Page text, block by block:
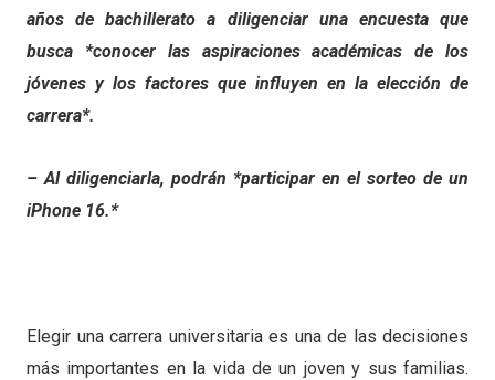
años de bachillerato a diligenciar una encuesta que
busca *conocer las aspiraciones académicas de los
jóvenes y los factores que influyen en la elección de
carrera*.
– Al diligenciarla, podrán *participar en el sorteo de un
iPhone 16.*
Elegir una carrera universitaria es una de las decisiones
más importantes en la vida de un joven y sus familias.